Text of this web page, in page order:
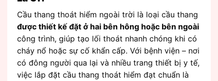
Cầu thang thoát hiểm ngoài trời là loại cầu thang
được thiết kế đặt ở hai bên hông hoặc bên ngoài
công trình, giúp tạo lối thoát nhanh chóng khi có
cháy nổ hoặc sự cố khẩn cấp. Với bệnh viện – nơi
có đông người qua lại và nhiều trang thiết bị y tế,
việc lắp đặt cầu thang thoát hiểm đạt chuẩn là